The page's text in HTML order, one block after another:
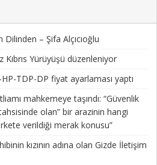
– Şifa Alçıcıoğlu
Kıbrıs Yürüyüşü düzenleniyor
TDP-DP fiyat ayarlaması yaptı
mahkemeye taşındı: “Güvenlik
olan” bir arazinin hangi
verildiği merak konusu”
kızının adına olan Gizde İletişim